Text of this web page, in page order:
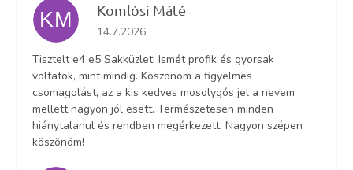
KM Komlósi Máté
Az áruház értékelése 5-ből 5 csillag.
14.7.2026
Tisztelt e4 e5 Sakküzlet! Ismét profik és gyorsak
voltatok, mint mindig. Köszönöm a figyelmes
csomagolást, az a kis kedves mosolygós jel a nevem
mellett nagyon jól esett. Természetesen minden
hiánytalanul és rendben megérkezett. Nagyon szépen
köszönöm!